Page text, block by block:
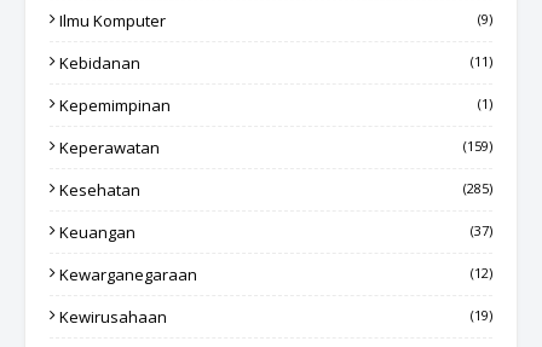
Ilmu Komputer (9)
Kebidanan (11)
Kepemimpinan (1)
Keperawatan (159)
Kesehatan (285)
Keuangan (37)
Kewarganegaraan (12)
Kewirusahaan (19)